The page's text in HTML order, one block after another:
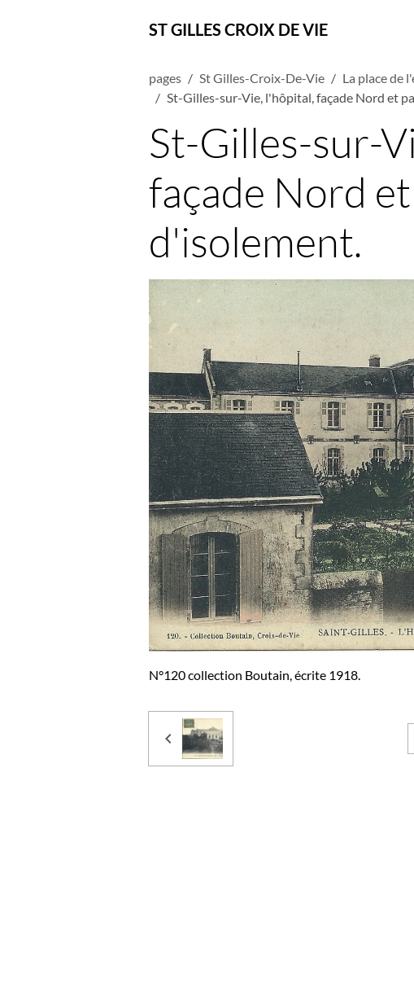
ST GILLES CROIX DE VIE
pages St Gilles-Croix-De-Vie
La place de
St-Gilles-sur-Vie, l'hôpital, façade Nord et
St-Gilles-sur-
façade Nord
d'isolement.
N°120 collection Boutain, écrite 1918.